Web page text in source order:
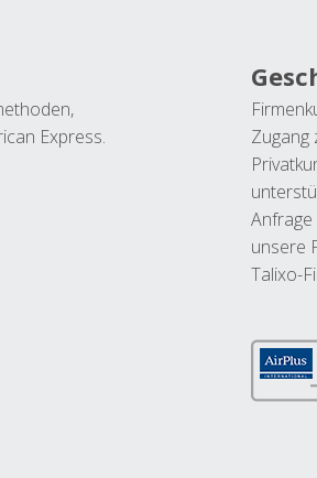
Express.
Zugang
unsere
Talixo-